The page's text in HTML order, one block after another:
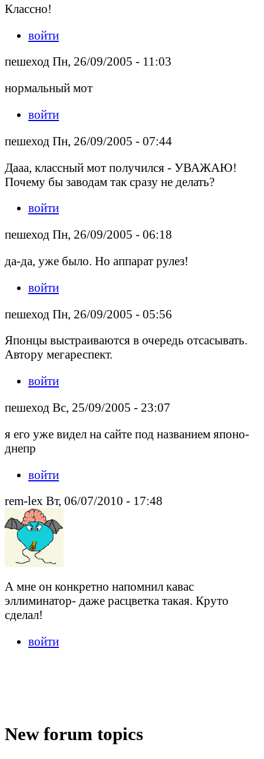
Классно!
войти
пешеход Пн, 26/09/2005 - 11:03
нормальный мот
войти
пешеход Пн, 26/09/2005 - 07:44
Дааа, классный мот получился - УВАЖАЮ!
Почему бы заводам так сразу не делать?
войти
пешеход Пн, 26/09/2005 - 06:18
да-да, уже было. Но аппарат рулез!
войти
пешеход Пн, 26/09/2005 - 05:56
Японцы выстраиваются в очередь отсасывать.
Автору мегареспект.
войти
пешеход Вс, 25/09/2005 - 23:07
я его уже видел на сайте под названием японо-
днепр
войти
rem-lex Вт, 06/07/2010 - 17:48
А мне он конкретно напомнил кавас
эллиминатор- даже расцветка такая. Круто
сделал!
войти
New forum topics